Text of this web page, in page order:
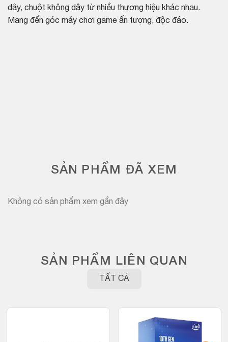
dây, chuột không dây từ nhiều thương hiệu khác nhau.
Mang đến góc máy chơi game ấn tượng, độc đáo.
SẢN PHẨM ĐÃ XEM
Không có sản phẩm xem gần đây
SẢN PHẨM LIÊN QUAN
TẤT CẢ